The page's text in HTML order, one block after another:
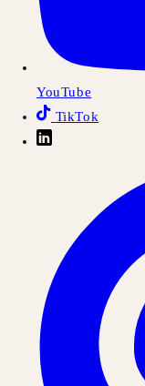
YouTube
TikTok